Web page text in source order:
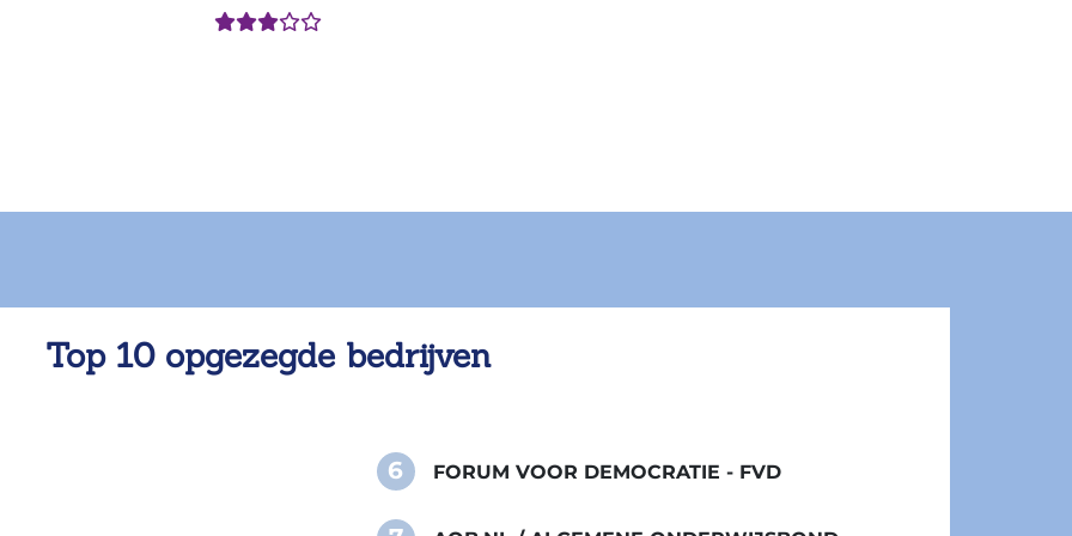
Top 10 opgezegde bedrijven
6 FORUM VOOR DEMOCRATIE - FVD